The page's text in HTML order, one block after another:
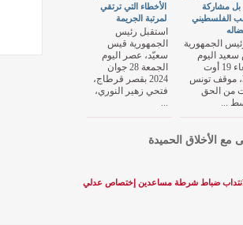
الأخطاء التي ترتقي
لمرتبة الجريمة
استقبل رئيس
الجمهورية قيس
سعيّد، عصر اليوم
الجمعة 28 جوان
2024 بقصر قرطاج،
فتحي زهير النوري،
...
مشاركة
الفلسطيني
الجمهورية
اليوم
الأربعاء 19 أوت
2020، موقف تونس
من الحق
...
مع الأخلاق الحميدة
لانتداب ضباط شرطة مساعدين إختصاص عدلي